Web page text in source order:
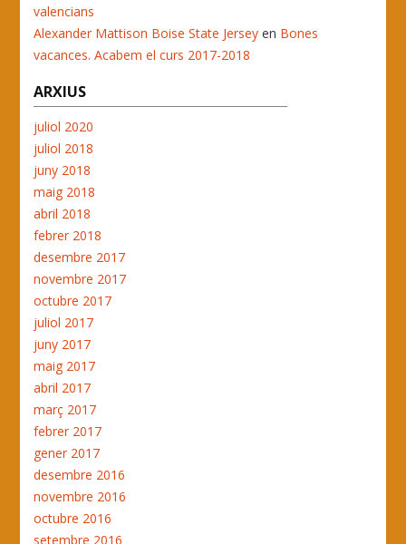
valencians
Alexander Mattison Boise State Jersey en Bones
vacances. Acabem el curs 2017-2018
ARXIUS
juliol 2020
juliol 2018
juny 2018
maig 2018
abril 2018
febrer 2018
desembre 2017
novembre 2017
octubre 2017
juliol 2017
juny 2017
maig 2017
abril 2017
març 2017
febrer 2017
gener 2017
desembre 2016
novembre 2016
octubre 2016
setembre 2016